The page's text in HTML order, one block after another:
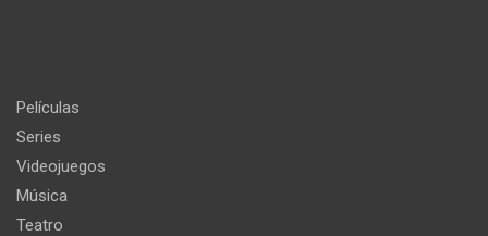
Películas
Series
Videojuegos
Música
Teatro